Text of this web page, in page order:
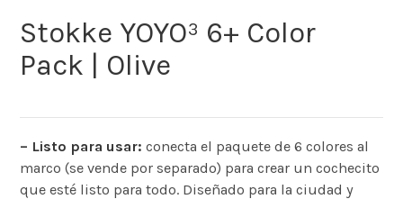
Stokke YOYO³ 6+ Color
Pack | Olive
– Listo para usar: conecta el paquete de 6 colores al
marco (se vende por separado) para crear un cochecito
que esté listo para todo. Diseñado para la ciudad y